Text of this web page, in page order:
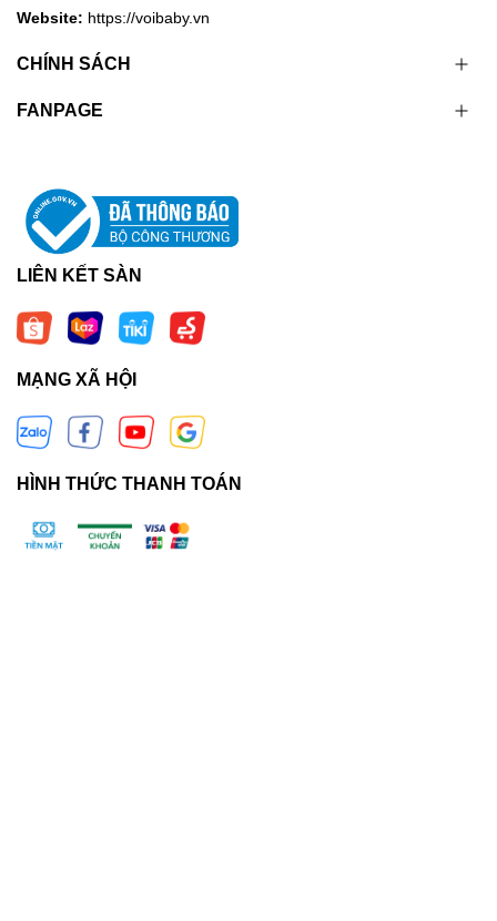
Website: https://voibaby.vn
CHÍNH SÁCH
FANPAGE
LIÊN KẾT SÀN
MẠNG XÃ HỘI
HÌNH THỨC THANH TOÁN